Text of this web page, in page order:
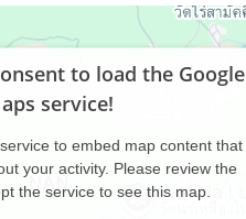
to load the Google
service!
to embed map content that
your activity. Please review the
the service to see this map.